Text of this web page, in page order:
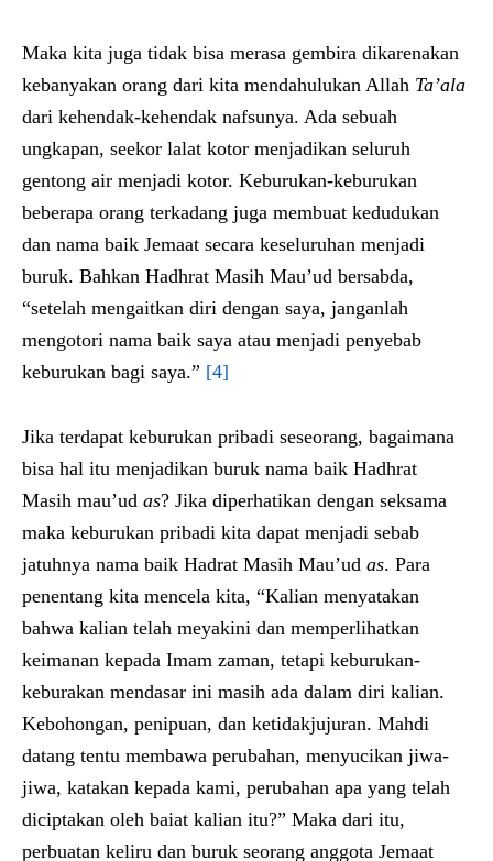
Maka kita juga tidak bisa merasa gembira dikarenakan
kebanyakan orang dari kita mendahulukan Allah Ta’ala
dari kehendak-kehendak nafsunya. Ada sebuah
ungkapan, seekor lalat kotor menjadikan seluruh
gentong air menjadi kotor. Keburukan-keburukan
beberapa orang terkadang juga membuat kedudukan
dan nama baik Jemaat secara keseluruhan menjadi
buruk. Bahkan Hadhrat Masih Mau’ud bersabda,
“setelah mengaitkan diri dengan saya, janganlah
mengotori nama baik saya atau menjadi penyebab
keburukan bagi saya.” [4]
Jika terdapat keburukan pribadi seseorang, bagaimana
bisa hal itu menjadikan buruk nama baik Hadhrat
Masih mau’ud as? Jika diperhatikan dengan seksama
maka keburukan pribadi kita dapat menjadi sebab
jatuhnya nama baik Hadrat Masih Mau’ud as. Para
penentang kita mencela kita, “Kalian menyatakan
bahwa kalian telah meyakini dan memperlihatkan
keimanan kepada Imam zaman, tetapi keburukan-
keburakan mendasar ini masih ada dalam diri kalian.
Kebohongan, penipuan, dan ketidakjujuran. Mahdi
datang tentu membawa perubahan, menyucikan jiwa-
jiwa, katakan kepada kami, perubahan apa yang telah
diciptakan oleh baiat kalian itu?” Maka dari itu,
perbuatan keliru dan buruk seorang anggota Jemaat